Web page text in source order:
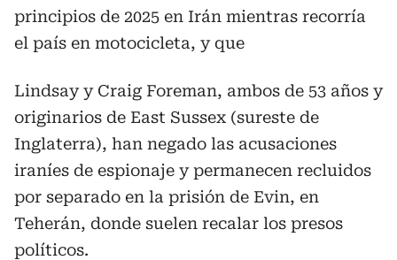
principios de 2025 en Irán mientras recorría
el país en motocicleta, y que
Lindsay y Craig Foreman, ambos de 53 años y
originarios de East Sussex (sureste de
Inglaterra), han negado las acusaciones
iraníes de espionaje y permanecen recluidos
por separado en la prisión de Evin, en
Teherán, donde suelen recalar los presos
políticos.